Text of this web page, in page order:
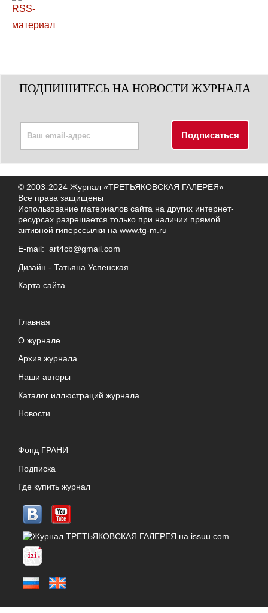
ПОДПИШИТЕСЬ НА НОВОСТИ ЖУРНАЛА
© 2003-2024 Журнал «ТРЕТЬЯКОВСКАЯ ГАЛЕРЕЯ»
Все права защищены
Использование материалов сайта на других интернет-
ресурсах разрешается только при наличии прямой
активной гиперссылки на www.tg-m.ru
E-mail: art4cb@gmail.com
Дизайн - Татьяна Успенская
Карта сайта
Главная
О журнале
Архив журнала
Наши авторы
Каталог иллюстраций журнала
Новости
Фонд ГРАНИ
Подписка
Где купить журнал